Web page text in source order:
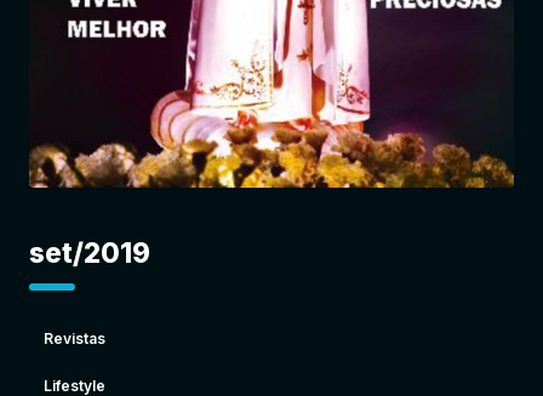
set/2019
Revistas
Lifestyle